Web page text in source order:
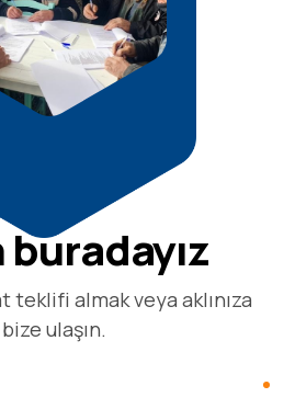
almak veya aklınıza